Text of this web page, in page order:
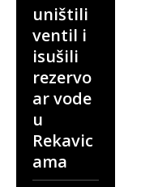
uništili
ventil i
isušili
rezervo
ar vode
u
Rekavic
ama